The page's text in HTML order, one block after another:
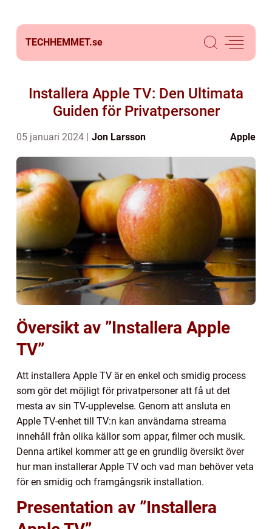
TECHHEMMET.se
Installera Apple TV: Den Ultimata
Guiden för Privatpersoner
05 januari 2024 Jon Larsson Apple
Översikt av ”Installera Apple
TV”
Att installera Apple TV är en enkel och smidig process
som gör det möjligt för privatpersoner att få ut det
mesta av sin TV-upplevelse. Genom att ansluta en
Apple TV-enhet till TV:n kan användarna streama
innehåll från olika källor som appar, filmer och musik.
Denna artikel kommer att ge en grundlig översikt över
hur man installerar Apple TV och vad man behöver veta
för en smidig och framgångsrik installation.
Presentation av ”Installera